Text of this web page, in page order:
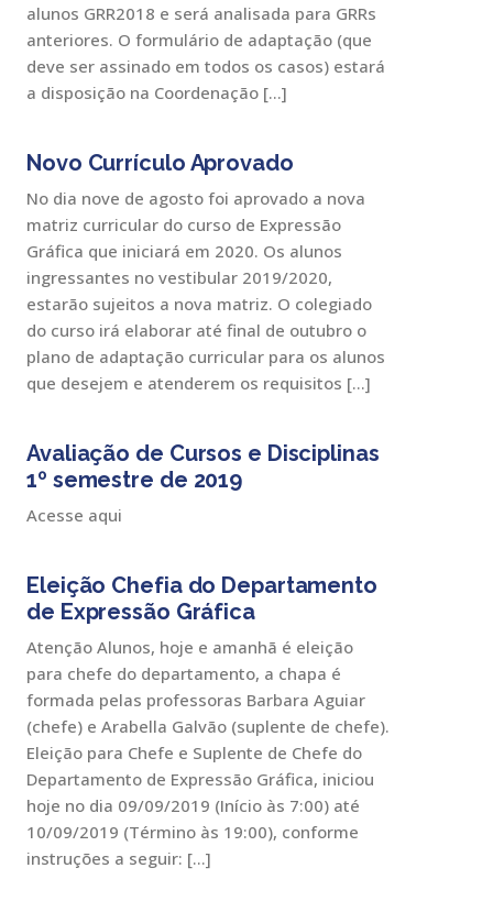
alunos GRR2018 e será analisada para GRRs
anteriores. O formulário de adaptação (que
deve ser assinado em todos os casos) estará
a disposição na Coordenação […]
Novo Currículo Aprovado
No dia nove de agosto foi aprovado a nova
matriz curricular do curso de Expressão
Gráfica que iniciará em 2020. Os alunos
ingressantes no vestibular 2019/2020,
estarão sujeitos a nova matriz. O colegiado
do curso irá elaborar até final de outubro o
plano de adaptação curricular para os alunos
que desejem e atenderem os requisitos […]
Avaliação de Cursos e Disciplinas
1º semestre de 2019
Acesse aqui
Eleição Chefia do Departamento
de Expressão Gráfica
Atenção Alunos, hoje e amanhã é eleição
para chefe do departamento, a chapa é
formada pelas professoras Barbara Aguiar
(chefe) e Arabella Galvão (suplente de chefe).
Eleição para Chefe e Suplente de Chefe do
Departamento de Expressão Gráfica, iniciou
hoje no dia 09/09/2019 (Início às 7:00) até
10/09/2019 (Término às 19:00), conforme
instruções a seguir: […]